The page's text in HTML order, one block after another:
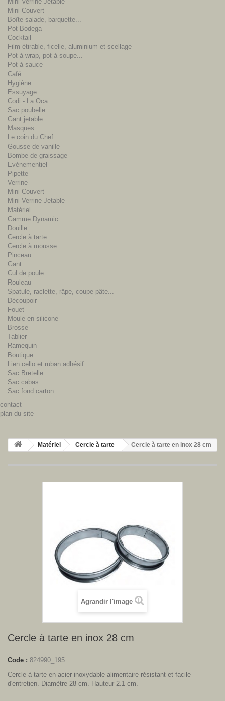
Mini Couvert
Boîte salade, barquette...
Pot Bodega
Cocktail
Film étirable, ficelle, aluminium et scellage
Pot à wrap, pot à soupe...
Pot à sauce
Café
Hygiène
Essuyage
Codi - La Oca
Sac poubelle
Gant jetable
Masques
Le coin du Chef
Gousse de vanille
Bombe de graissage
Evénementiel
Pipette
Verrine
Mini Couvert
Mini Verrine Jetable
Matériel
Gamme Dynamic
Douille
Cercle à tarte
Cercle à mousse
Pinceau
Gant
Cul de poule
Rouleau
Spatule, raclette, râpe, coupe-pâte...
Découpoir
Fouet
Moule en silicone
Brosse
Tablier
Ramequin
Boutique
Lien cello et ruban adhésif
Sac Bretelle
Sac cabas
Sac fond carton
contact
plan du site
Matériel Cercle à tarte Cercle à tarte en inox 28 cm
Agrandir l'image
Cercle à tarte en inox 28 cm
Code : 824990_195
Cercle à tarte en acier inoxydable alimentaire résistant et facile
d'entretien. Diamètre 28 cm. Hauteur 2.1 cm.